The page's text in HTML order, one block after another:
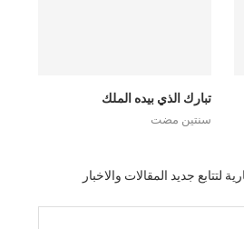
تبارك الذي بيده الملك
سنتين مضت
لتتابع جديد المقالات والاخبار